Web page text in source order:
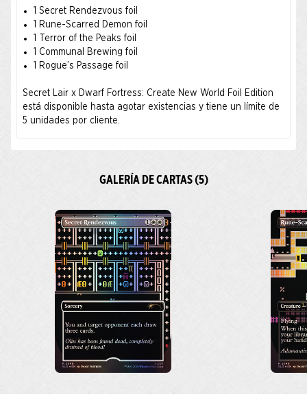
1 Secret Rendezvous foil
1 Rune-Scarred Demon foil
1 Terror of the Peaks foil
1 Communal Brewing foil
1 Rogue’s Passage foil
Secret Lair x Dwarf Fortress: Create New World Foil Edition
está disponible hasta agotar existencias y tiene un límite de
5 unidades por cliente.
GALERÍA DE CARTAS (5)